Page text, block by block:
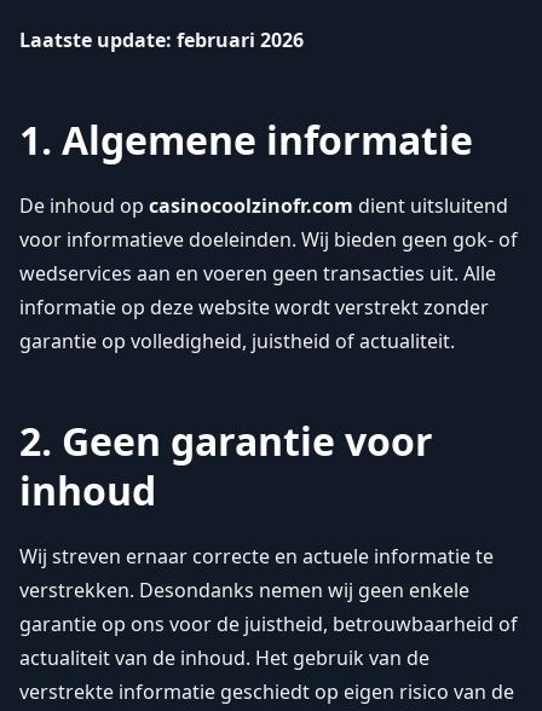
Laatste update: februari 2026
1. Algemene informatie
De inhoud op casinocoolzinofr.com dient uitsluitend
voor informatieve doeleinden. Wij bieden geen gok- of
wedservices aan en voeren geen transacties uit. Alle
informatie op deze website wordt verstrekt zonder
garantie op volledigheid, juistheid of actualiteit.
2. Geen garantie voor
inhoud
Wij streven ernaar correcte en actuele informatie te
verstrekken. Desondanks nemen wij geen enkele
garantie op ons voor de juistheid, betrouwbaarheid of
actualiteit van de inhoud. Het gebruik van de
verstrekte informatie geschiedt op eigen risico van de